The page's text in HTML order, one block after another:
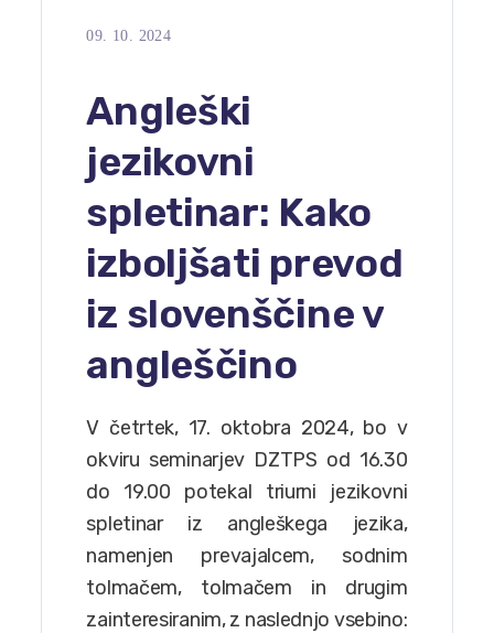
09. 10. 2024
Angleški
jezikovni
spletinar: Kako
izboljšati prevod
iz slovenščine v
angleščino
V četrtek, 17. oktobra 2024, bo v
okviru seminarjev DZTPS od 16.30
do 19.00 potekal triurni jezikovni
spletinar iz angleškega jezika,
namenjen prevajalcem, sodnim
tolmačem, tolmačem in drugim
zainteresiranim, z naslednjo vsebino: